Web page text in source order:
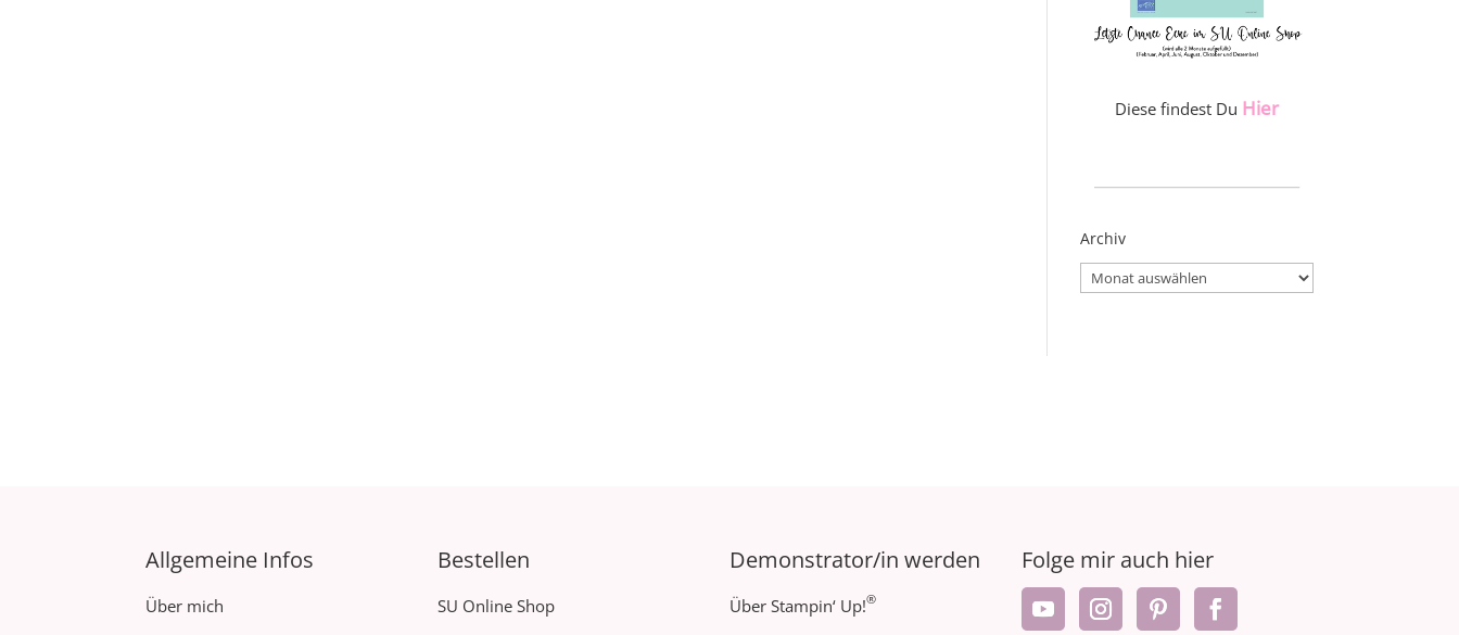
Diese findest Du Hier
Archiv
Archiv
Allgemeine Infos
Über mich
Bestellen
SU Online Shop
Demonstrator/in werden
Über Stampin‘ Up!®
Folge mir auch hier